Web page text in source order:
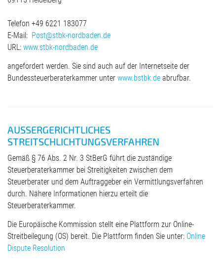
Telefon +49 6221 183077
E-Mail: Post@stbk-nordbaden.de
URL: www.stbk-nordbaden.de
angefordert werden. Sie sind auch auf der Internetseite der
Bundessteuerberaterkammer unter www.bstbk.de abrufbar.
AUSSERGERICHTLICHES S
TREITSCHLICHTUNGSVERFAHREN
Gemäß § 76 Abs. 2 Nr. 3 StBerG führt die zuständige
Steuerberaterkammer bei Streitigkeiten zwischen dem
Steuerberater und dem Auftraggeber ein Vermittlungsverfahren
durch. Nähere Informationen hierzu erteilt die
Steuerberaterkammer.
Die Europäische Kommission stellt eine Plattform zur Online-
Streitbeilegung (OS) bereit. Die Plattform finden Sie unter: Online
Dispute Resolution